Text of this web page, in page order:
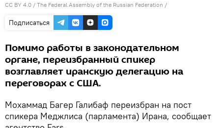
CC BY 4.0 / The Federal Assembly of the Russian Federation /
Подписаться
Помимо работы в законодательном
органе, переизбранный спикер
возглавляет иранскую делегацию на
переговорах с США.
Мохаммад Багер Галибаф переизбран на пост
спикера Меджлиса (парламента) Ирана, сообщает